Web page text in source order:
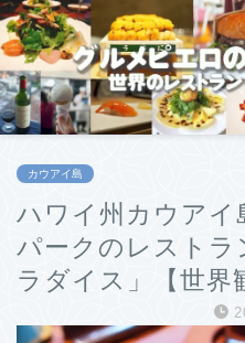
カウアイ島
ハワイ州カウアイ
パークのレスト
ラダイス」【世界